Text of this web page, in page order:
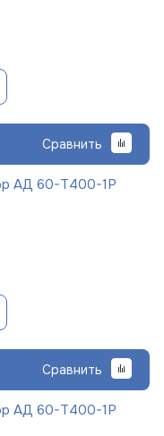
Сравнить
АД 60-Т400-1Р
Сравнить
АД 60-Т400-1Р